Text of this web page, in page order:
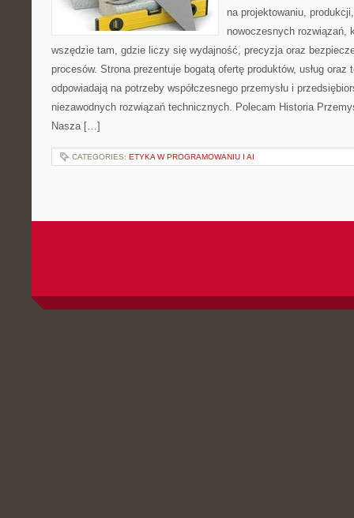
na projektowaniu,
nowoczesnych rozwiązań,
wszędzie tam, gdzie liczy się wydajność, precyzja oraz
procesów. Strona prezentuje bogatą ofertę produktów, usług oraz
odpowiadają na potrzeby współczesnego przemysłu i
niezawodnych rozwiązań technicznych. Polecam Historia
Nasza […]
CATEGORIES: ETYKA W PROGRAMOWANIU I AI